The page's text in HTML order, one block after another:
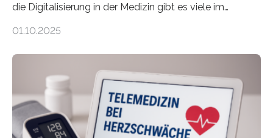
die Digitalisierung in der Medizin gibt es viele im
seriösen und wissenschaftlich abgesicherten Inhalten?
Forscherinnen der Technischen Universität Dresden
(TUD) richtet sich das Portal sowohl an Patientinnen
und Patienten, aber ebenso an medizinisches
Fachpersonal. Für all diese Zielgruppen bietet sie
01.10.2025